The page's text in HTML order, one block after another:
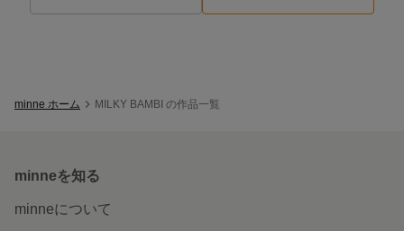
minne ホーム MILKY BAMBI の作品一覧
minneを知る
minneについて